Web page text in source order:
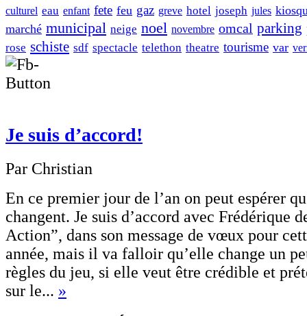
culturel eau enfant fete feu gaz greve hotel joseph jules
marché municipal neige noel novembre omcal parking
rose schiste sdf spectacle telethon theatre tourisme var
Je suis d’accord!
Par Christian
En ce premier jour de l’an on peut espérer
changent. Je suis d’accord avec Frédérique
Action”, dans son message de vœux pour
année, mais il va falloir qu’elle change un
règles du jeu, si elle veut être crédible et
sur le... »